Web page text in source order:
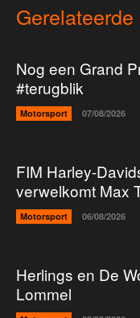
Nog een Grand
#terugblik
Motorsport 07/08/2026
FIM Harley-
verwelkomt Max
Motorsport 06/08/2026
Herlings en De
Lommel